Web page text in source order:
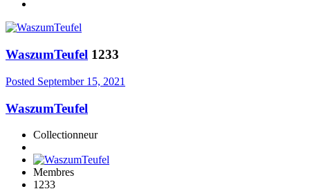
WaszumTeufel 1233
Posted September 15, 2021
WaszumTeufel
Collectionneur
Membres
1233